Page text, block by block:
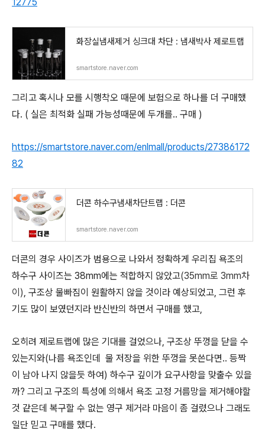
화장실냄새제거 싱크대 차단 : 냄새박사 제로트랩
smartstore.naver.com
그리고 혹시나 모를 시행착오 때문에 보험으로 하나를 더 구매했
다. ( 실은 최적화 실패 가능성때문에 두개를.. 구매 )
https://smartstore.naver.com/enlmall/products/27386172
82
더콘 하수구냄새차단트랩 : 더콘
smartstore.naver.com
더콘의 경우 사이즈가 범용으로 나와서 정확하게 우리집 욕조의
하수구 사이즈는 38mm에는 적합하지 않았고(35mm로 3mm차
이), 구조상 물빠짐이 원활하지 않을 것이라 예상되었고, 그런 후
기도 많이 보였던지라 반신반의 하면서 구매를 했고,
오히려 제로트랩에 많은 기대를 걸었으나, 구조상 뚜껑을 닫을 수
있는지와(나름 욕조인데 물 저장을 위한 뚜껑을 못쓴다면.. 등짝
이 남아 나지 않을듯 하여) 하수구 깊이가 요구사항을 맞출수 있을
까? 그리고 구조의 특성에 의해서 욕조 고정 거름망을 제거해야할
것 같은데 복구할 수 없는 영구 제거라 마음이 좀 걸렸으나 그래도
일단 믿고 구매를 했다.